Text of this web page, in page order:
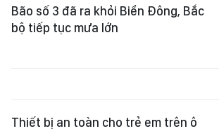
Bão số 3 đã ra khỏi Biển Đông, Bắc
bộ tiếp tục mưa lớn
Thiết bị an toàn cho trẻ em trên ô